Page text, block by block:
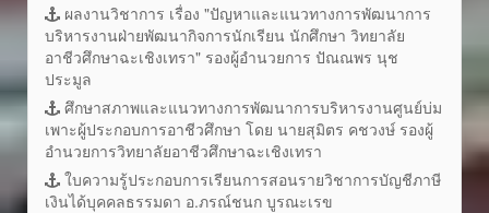
ผลงานวิชาการ เรื่อง "ปัญหาและแนวทางการพัฒนาการ
บริหารงานฝ่ายพัฒนากิจการนักเรียน นักศึกษา วิทยาลัย
อาชีวศึกษาฉะเชิงเทรา" รองผู้อำนวยการ ปัณณพร นุช
ประมูล
ศึกษาสภาพและแนวทางการพัฒนาการบริหารงานศูนย์บ่ม
เพาะผู้ประกอบการอาชีวศึกษา โดย นายสุมิตร คชวงษ์ รองผู้
อำนวยการวิทยาลัยอาชีวศึกษาฉะเชิงเทรา
ใบความรู้ประกอบการเรียนการสอนรายวิชาการบัญชีภาษี
เงินได้บุคคลธรรมดา อ.ภรณ์ชนก บูรณะเรข